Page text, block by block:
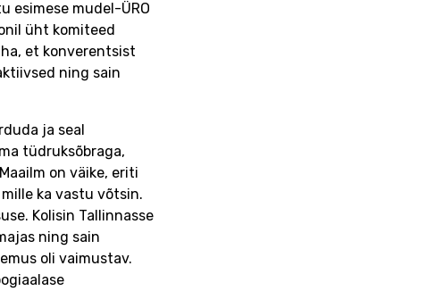
esimese mudel-ÜRO
üht komiteed
et konverentsist
ning sain
ja seal
tüdruksõbraga,
on väike, eriti
ka vastu võtsin.
Kolisin Tallinnasse
ning sain
oli vaimustav.